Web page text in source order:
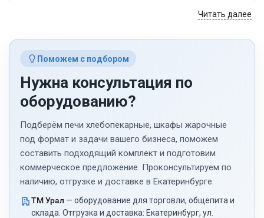
подошёл.
для столовой за одну
приготовить
покупкой обязательно
смотрите подключение:
шкаф, который просто в
розетку воткнул.
Конвекции здесь нет,
но мы это понимали
заранее. Для наших
прожарить, довести
блюдо до готовности —
учитывать назначение, количество уровней,
Кратко о категории
жарочные шкафы для кафе,
столовых и пищеблоков;
пекарские шкафы для хлеба и
выпечки;
электрические и газовые модели;
Читать далее
Поможем с подбором
Нужна консультация по
оборудованию?
Подберём печи хлебопекарные, шкафы жарочные
под формат и задачи вашего бизнеса, поможем
составить подходящий комплект и подготовим
коммерческое предложение. Проконсультируем по
наличию, отгрузке и доставке в Екатеринбурге.
ТМ Урал — оборудование для торговли, общепита и
склада. Отгрузка и доставка: Екатеринбург, ул.